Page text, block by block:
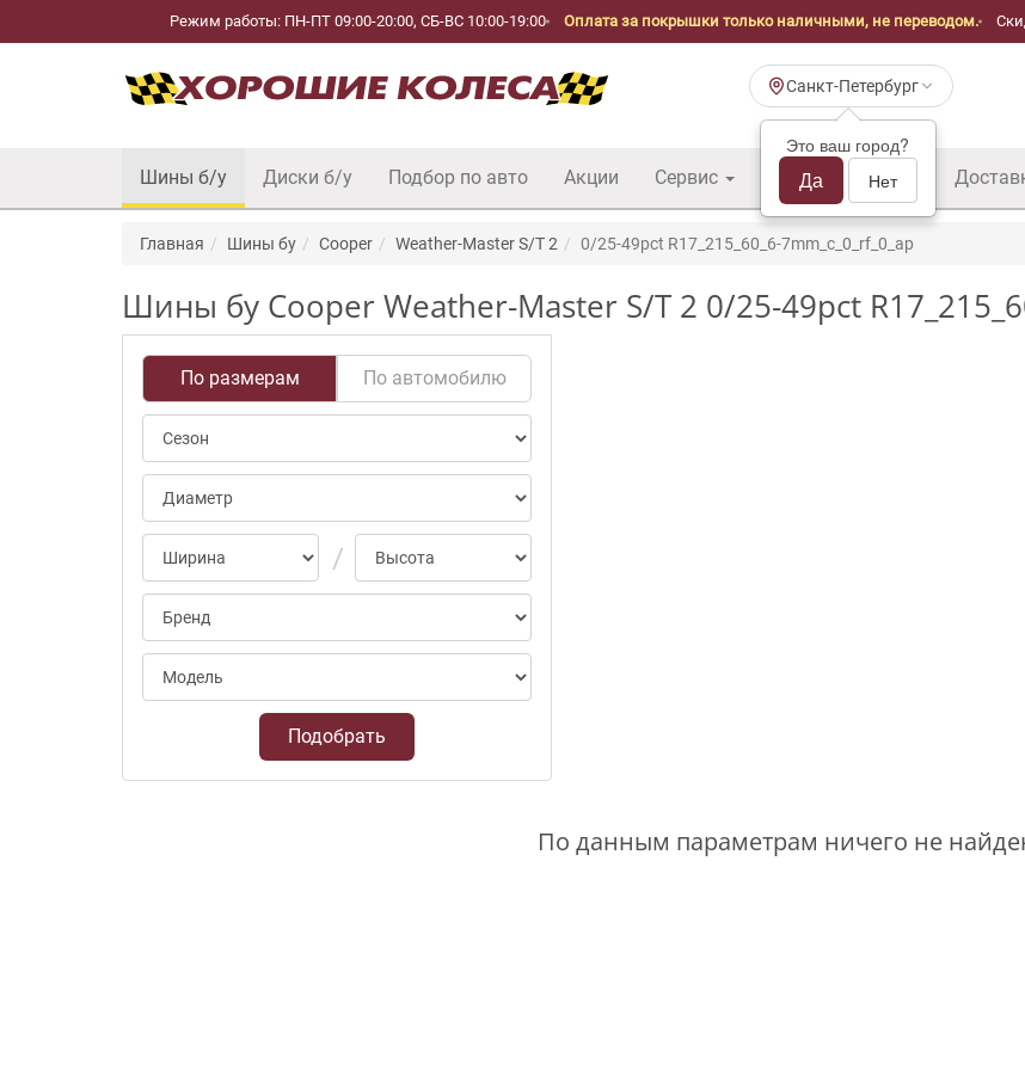
Режим работы: ПН-ПТ 09:00-20:00, СБ-ВС 10:00-19:00 Оплата за покрышки только наличными, не переводом.
Санкт-Петербург
Это ваш город?
Да Нет
Шины б/у Диски б/у Подбор по авто Акции Сервис Шины б/у оптом
Главная Шины бу Cooper Weather-Master S/T 2 0/25-49pct R17_215_60_6-7mm_c_0_rf_0_ap
Шины бу Cooper Weather-Master S/T 2 0/25-49pct
По размерам По автомобилю
Подобрать
По данным параметрам ничего не